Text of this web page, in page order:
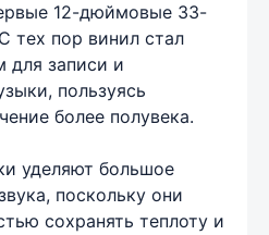
12-дюймовые 33-
тех пор винил стал
записи и
пользуясь
более полувека.
уделяют большое
поскольку они
сохранять теплоту и